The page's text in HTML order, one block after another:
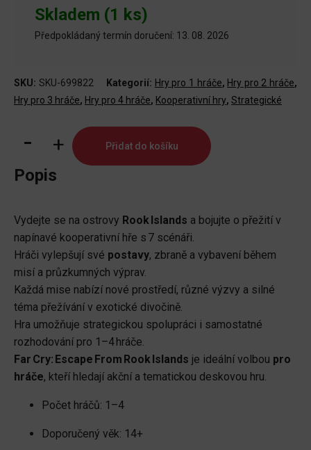
Skladem (1 ks)
Předpokládaný termín doručení: 13. 08. 2026
SKU: SKU-699822 Kategorií: Hry pro 1 hráče, Hry pro 2 hráče,
Hry pro 3 hráče, Hry pro 4 hráče, Kooperativní hry, Strategické
Cry:
Escape
Islands
množství
Přidat do košíku
Popis
Vydejte se na ostrovy Rook Islands a bojujte o přežití v
napínavé kooperativní hře s 7 scénáři.
Hráči vylepšují své postavy, zbraně a vybavení během
misí a průzkumných výprav.
Každá mise nabízí nové prostředí, různé výzvy a silné
téma přežívání v exotické divočině.
Hra umožňuje strategickou spolupráci i samostatné
rozhodování pro 1–4 hráče.
Far Cry: Escape From Rook Islands je ideální volbou pro
hráče, kteří hledají akční a tematickou deskovou hru.
Počet hráčů: 1–4
Doporučený věk: 14+